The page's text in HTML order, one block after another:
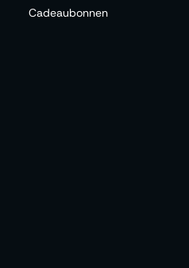
Cadeaubonnen